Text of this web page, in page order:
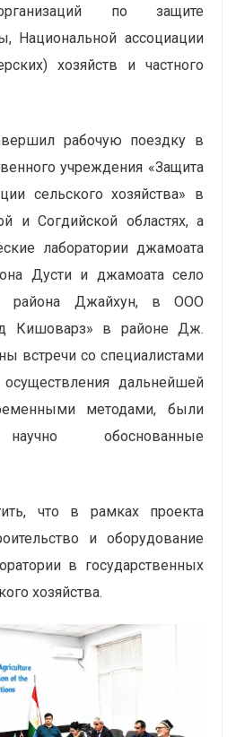
по защите
Национальной ассоциации
хозяйств и частного
рабочую поездку в
учреждения «Защита
сельского хозяйства» в
и Согдийской областях, а
лаборатории джамоата
Дусти и джамоата село
района Джайхун, в ООО
Кишоварз» в районе Дж.
встречи со специалистами
дальнейшей
методами, были
обоснованные
что в рамках проекта
и оборудование
в государственных
хозяйства.